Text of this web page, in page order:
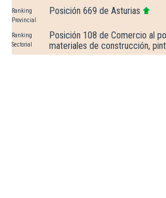
Ranking
Provincial
Posición 669 de Asturias
Ranking
Sectorial
Posición 108 de Comercio al
materiales de construcción,